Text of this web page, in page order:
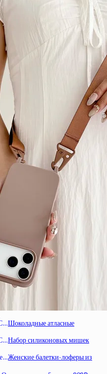
Шоколадные атласные
Набор силиконовых мишек
Женские балетки-лоферы из